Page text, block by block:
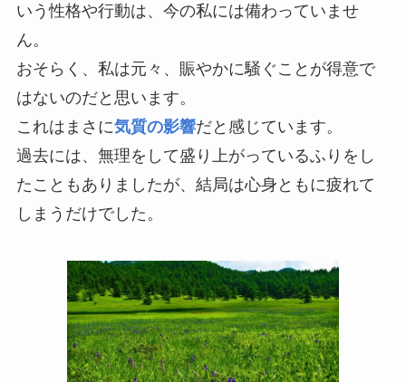
いう性格や行動は、今の私には備わっていませ
ん。
おそらく、私は元々、賑やかに騒ぐことが得意で
はないのだと思います。
これはまさに気質の影響だと感じています。
過去には、無理をして盛り上がっているふりをし
たこともありましたが、結局は心身ともに疲れて
しまうだけでした。